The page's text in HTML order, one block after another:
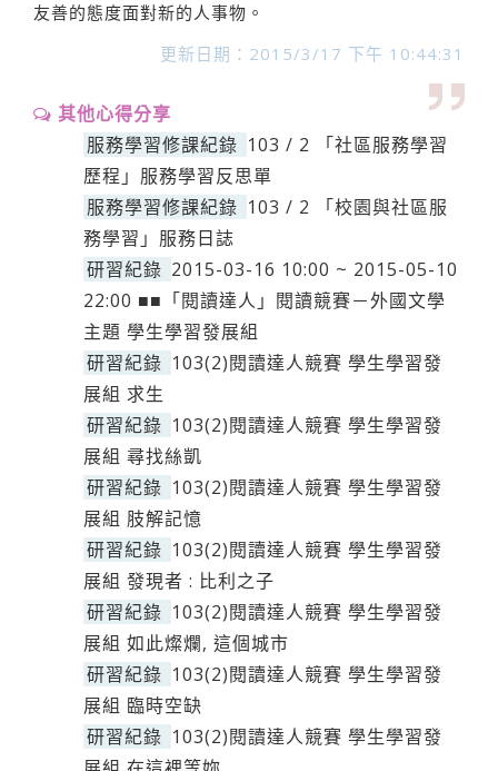
友善的態度面對新的人事物。
更新日期：2015/3/17 下午 10:44:31
其他心得分享
服務學習修課紀錄 103 / 2 「社區服務學習
歷程」服務學習反思單
服務學習修課紀錄 103 / 2 「校園與社區服
務學習」服務日誌
研習紀錄 2015-03-16 10:00 ~ 2015-05-10
22:00 ■■「閱讀達人」閱讀競賽－外國文學
主題 學生學習發展組
研習紀錄 103(2)閱讀達人競賽 學生學習發
展組 求生
研習紀錄 103(2)閱讀達人競賽 學生學習發
展組 尋找絲凱
研習紀錄 103(2)閱讀達人競賽 學生學習發
展組 肢解記憶
研習紀錄 103(2)閱讀達人競賽 學生學習發
展組 發現者 : 比利之子
研習紀錄 103(2)閱讀達人競賽 學生學習發
展組 如此燦爛, 這個城市
研習紀錄 103(2)閱讀達人競賽 學生學習發
展組 臨時空缺
研習紀錄 103(2)閱讀達人競賽 學生學習發